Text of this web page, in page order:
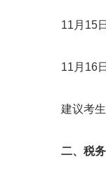
11月15日
11月16日
建议考生
二、税